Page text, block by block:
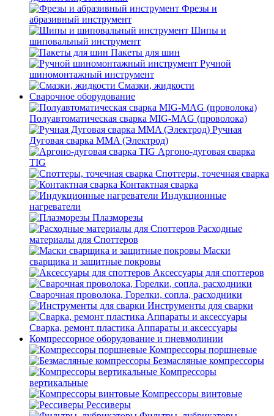
Фрезы и
абразивный инструмент
Шипы и
шиповальный инструмент
Пакеты для шин
Ручной
шиномонтажный инструмент
Смазки, жидкости
Сварочное оборудование
Полуавтоматическая сварка MIG-MAG (проволока)
Ручная
Дуговая сварка MMA (Электрод)
Аргоно-дуговая сварка
TIG
Споттеры, точечная сварка
Контактная сварка
Индукционные
нагреватели
Плазморезы
Расходные
материалы для Споттеров
Маски
сварщика и защитные покровы
Аксессуары для споттеров
Сварочная проволока, Горелки, сопла, расходники
Инструменты для сварки
Сварка, ремонт пластика Аппараты и аксессуары
Компрессорное оборудование и пневмолинии
Компрессоры поршневые
Безмасляные компрессоры
Компрессоры
вертикальные
Компрессоры винтовые
Рессиверы